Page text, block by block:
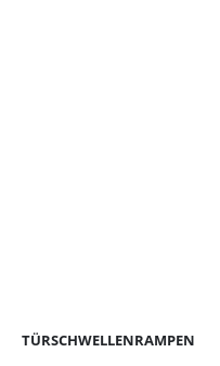
TÜRSCHWELLENRAMPEN